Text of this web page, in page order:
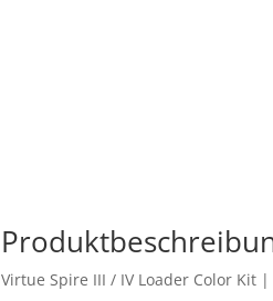
Virtue Spire III / IV Loader Color Kit